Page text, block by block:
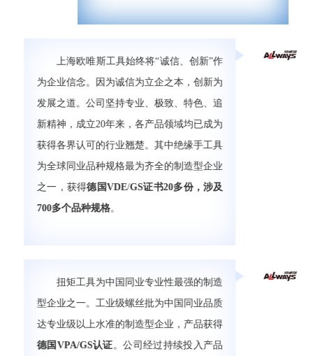
上海欧唯斯工具始终将“诚信、创新”作
为企业信念。因为诚信为立企之本，创新为
发展之道。公司坚持专业、极致、特色、追
新精神，成立20年来，各产品领域均已成为
获得各界认可的行业翘楚。其中绝缘手工具
为全球同业品种规格最为齐全的制造型企业
之一，获得德国VDE/GS证书20多份，涉及
700多个品种规格。
扭矩工具为中国同业专业性最强的制造
型企业之一。工业级螺丝批为中国同业品质
达专业级以上水准的制造型企业，产品获得
德国VPA/GS认证 。公司经过持续投入产品